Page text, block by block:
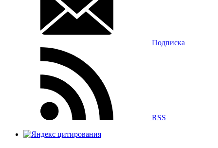
Подписка
RSS